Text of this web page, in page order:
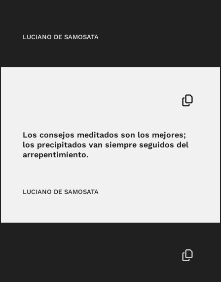
LUCIANO DE SAMOSATA
Los consejos meditados son los mejores;
los precipitados van siempre seguidos del
arrepentimiento.
LUCIANO DE SAMOSATA